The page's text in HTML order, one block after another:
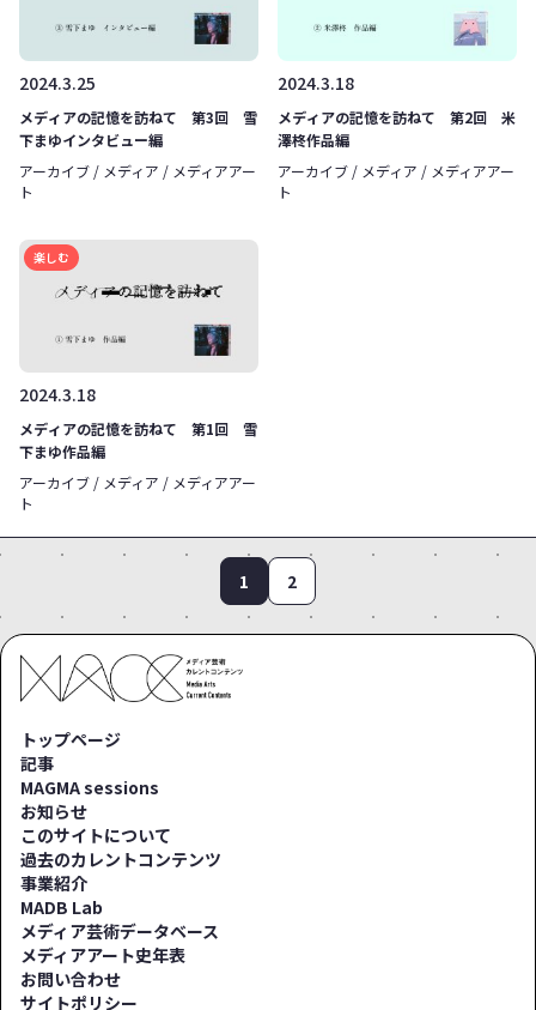
2024.3.25
メディアの記憶を訪ねて 第3回 雪
下まゆインタビュー編
アーカイブ / メディア / メディアアー
ト
2024.3.18
メディアの記憶を訪ねて 第2回 米
澤柊作品編
アーカイブ / メディア / メディアアー
ト
楽しむ
2024.3.18
メディアの記憶を訪ねて 第1回 雪
下まゆ作品編
アーカイブ / メディア / メディアアー
ト
1 2
トップページ
記事
MAGMA sessions
お知らせ
このサイトについて
過去のカレントコンテンツ
事業紹介
MADB Lab
メディア芸術データベース
メディアアート史年表
お問い合わせ
サイトポリシー